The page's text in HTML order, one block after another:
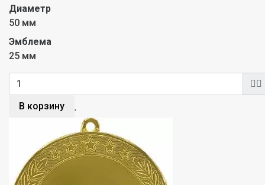
Диаметр
50 мм
Эмблема
25 мм
В корзину